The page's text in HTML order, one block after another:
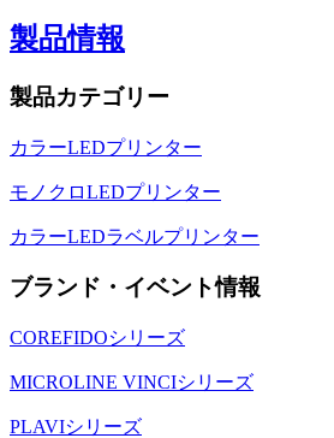
製品情報
製品カテゴリー
カラーLEDプリンター
モノクロLEDプリンター
カラーLEDラベルプリンター
ブランド・イベント情報
COREFIDOシリーズ
MICROLINE VINCIシリーズ
PLAVIシリーズ